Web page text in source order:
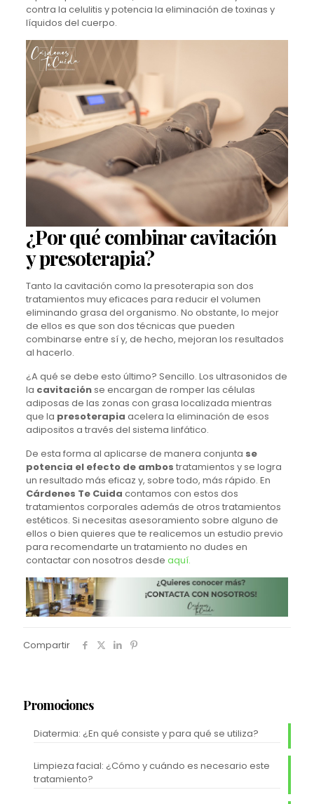
contra la celulitis y potencia la eliminación de toxinas y
líquidos del cuerpo.
¿Por qué combinar cavitación
y presoterapia?
Tanto la cavitación como la presoterapia son dos
tratamientos muy eficaces para reducir el volumen
eliminando grasa del organismo. No obstante, lo mejor
de ellos es que son dos técnicas que pueden
combinarse entre sí y, de hecho, mejoran los resultados
al hacerlo.
¿A qué se debe esto último? Sencillo. Los ultrasonidos de
la cavitaciónse encargan de romper las células
adiposas de las zonas con grasa localizada mientras
que la presoterapia acelera la eliminación de esos
adipositos a través del sistema linfático.
De esta forma al aplicarse de manera conjunta se
potencia el efecto de ambos tratamientos y se logra
un resultado más eficaz y, sobre todo, más rápido. En
Cárdenes Te Cuida contamos con estos dos
tratamientos corporales además de otros tratamientos
estéticos. Si necesitas asesoramiento sobre alguno de
ellos o bien quieres que te realicemos un estudio previo
para recomendarte un tratamiento no dudes en
contactar con nosotros desde aquí.
Compartir
Promociones
Diatermia: ¿En qué consiste y para qué se utiliza?
Limpieza facial: ¿Cómo y cuándo es necesario este
tratamiento?